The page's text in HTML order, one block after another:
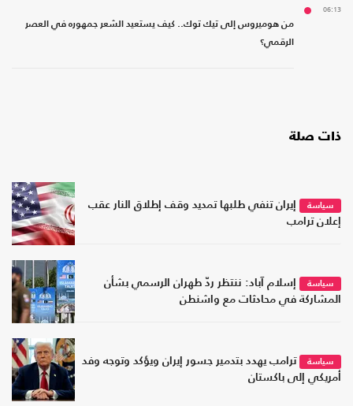
06:13
من هوميروس إلى تيك توك.. كيف يستعيد الشعر جمهوره في العصر
الرقمي؟
ذات صلة
سياسة
إيران تنفي طلبها تمديد وقف إطلاق النار عقب
إعلان ترامب
سياسة
إسلام آباد: ننتظر ردّ طهران الرسمي بشأن
المشاركة في محادثات مع واشنطن
سياسة
ترامب يهدد بتدمير جسور إيران ويؤكد وتوجه وفد
أمريكي إلى باكستان